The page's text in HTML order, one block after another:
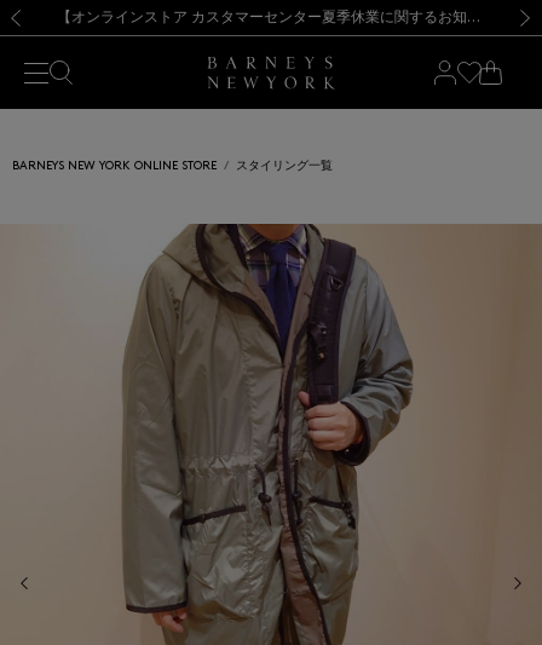
新規登録のお客様も対象！＜MY BARNEYS＞会員のお客様は11,000円（税込）以上のお買上げで常時送料無料！お買い物の際は会員登録を！
【夏季休業に伴う出荷一時停止のお知らせ】(2026.8.7) 【オンラインストア カスタマーセンター夏季休業に関するお知らせ】（2026.8.7）
【夏季休業に伴う返品・交換承り一時停止のお知らせ】（2026.8.5）
熊本県を中心とした地震の影響によるお荷物のお届けについて
【開催中】SUMMER SALEのご案内・ご注意事項 新規登録のお客様も対象！＜MY BARNEYS＞会員のお客様は11,000円（税込）以上のお買上げで常時送料無料！お買い物の際は会員登録を！
【夏季休業に伴う出荷一時停止のお知らせ】(2026.8.7)
BARNEYS NEW YORK ONLINE STORE スタイリング一覧